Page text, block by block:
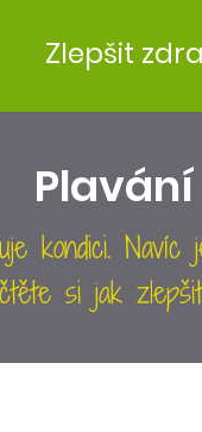
Zlepšit
kondici.
si jak